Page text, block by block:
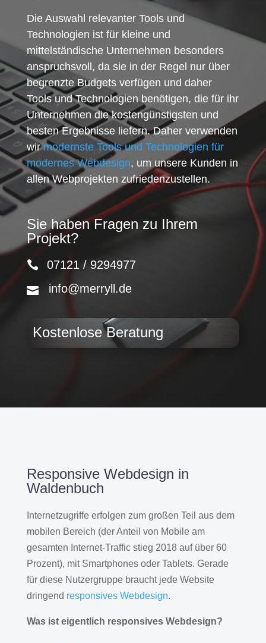
Die Auswahl relevanter Tools und
Technologien ist für kleine und
mittelständische Unternehmen besonders
anspruchsvoll, da sie in der Regel nur über
begrenzte Budgets verfügen und daher
Tools und Technologien benötigen, die für ihr
Unternehmen die kostengünstigsten und
besten Ergebnisse liefern. Daher verwenden
wirmodernste Tools und Technologien für
modernes Webdesign, um unsere Kunden in
allen Webprojekten zufriedenzustellen.
Sie haben Fragen zu Ihrem
Projekt?
07121 / 9294977
info@merryll.de
Kostenlose Beratung
Responsive Webdesign in
Waldenbuch
Internetzugriffe erfolgen zum großen Teil aus dem
mobilen Bereich (der Anteil von Mobile am
gesamten Internet-Traffic stieg 2018 auf über 60
Prozent), mit Smartphones oder Tablets. Gerade
für diese Nutzergruppe braucht jede Website
dringend responsives Webdesign.
Was ist eigentlich responsives Webdesign?